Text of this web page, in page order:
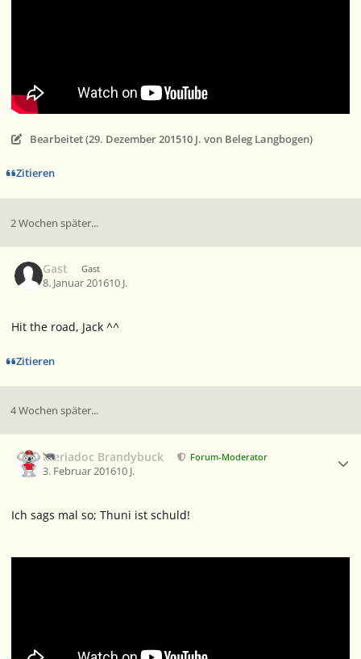
Bearbeitet (29. Dezember 201510 J. von Beleg Langbogen)
Zitieren
2 Wochen später...
Gast Gast
8. Januar 201610 J.
Hit the road, Jack ^^
Zitieren
4 Wochen später...
Meriadoc Brandybuck Forum-Moderator
3. Februar 201610 J.
Ich sags mal so; Thuni ist schuld!